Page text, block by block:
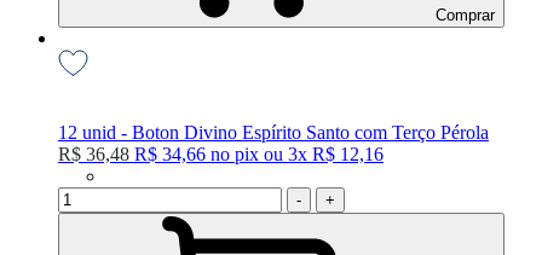
Comprar
12 unid - Boton Divino Espírito Santo com Terço Pérola
R$ 36,48 R$ 34,66 no pix ou 3x R$ 12,16
- +